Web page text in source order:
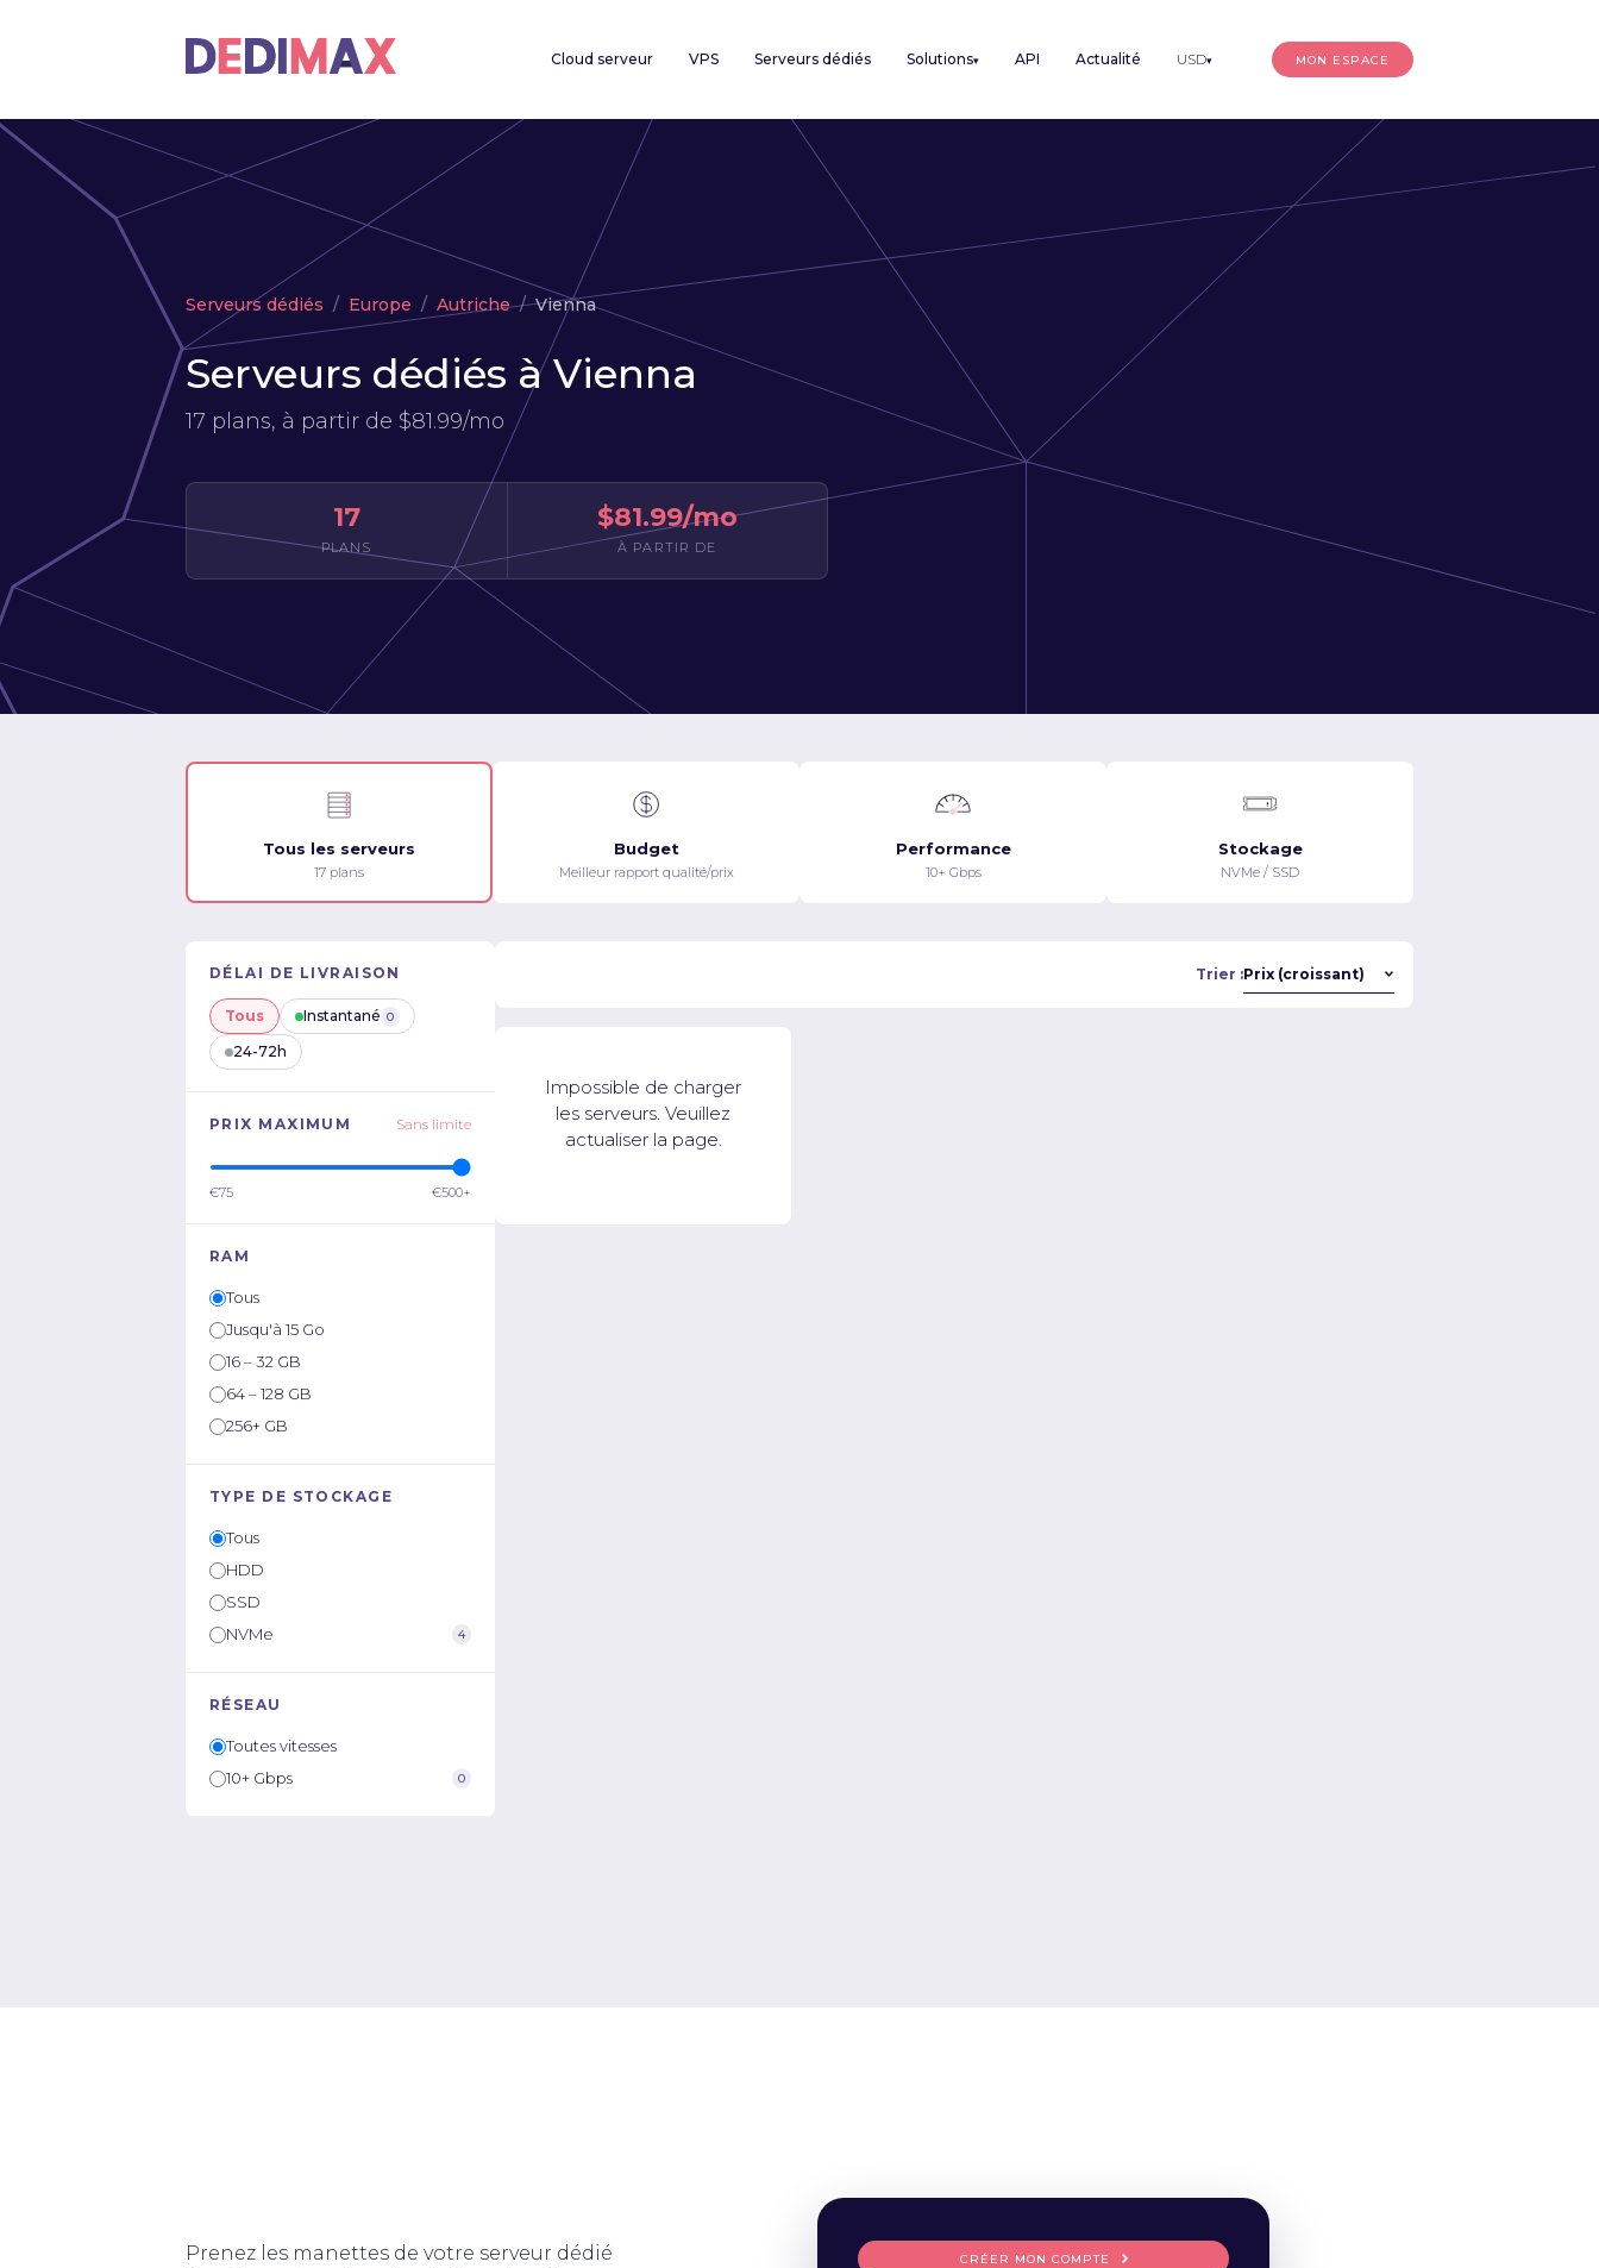
Cloud serveur VPS Serveurs dédiés Solutions▾ API Actualité USD▾ MON ESPACE
Serveurs dédiés Europe Autriche Vienna
Serveurs dédiés à Vienna
17 plans, à partir de $81.99/mo
17
PLANS
$81.99/mo
À PARTIR DE
Tous les serveurs
17 plans
Budget
Meilleur rapport qualité/prix
Performance
10+ Gbps
Stockage
NVMe / SSD
DÉLAI DE LIVRAISON
Tous Instantané 0
24-72h
PRIX MAXIMUM Sans limite
€75 €500+
RAM
Tous
Jusqu'à 15 Go
16 – 32 GB
64 – 128 GB
256+ GB
TYPE DE STOCKAGE
Tous
HDD
SSD
NVMe
4
RÉSEAU
Toutes vitesses
10+ Gbps
0
Trier :
Impossible de charger
les serveurs. Veuillez
actualiser la page.
Prenez les manettes de votre serveur dédié
CRÉER MON COMPTE